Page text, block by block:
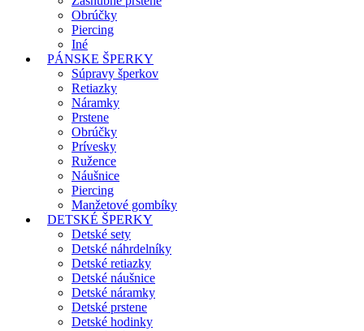
Obrúčky
Piercing
Iné
PÁNSKE ŠPERKY
Súpravy šperkov
Retiazky
Náramky
Prstene
Obrúčky
Prívesky
Ružence
Náušnice
Piercing
Manžetové gombíky
DETSKÉ ŠPERKY
Detské sety
Detské náhrdelníky
Detské retiazky
Detské náušnice
Detské náramky
Detské prstene
Detské hodinky